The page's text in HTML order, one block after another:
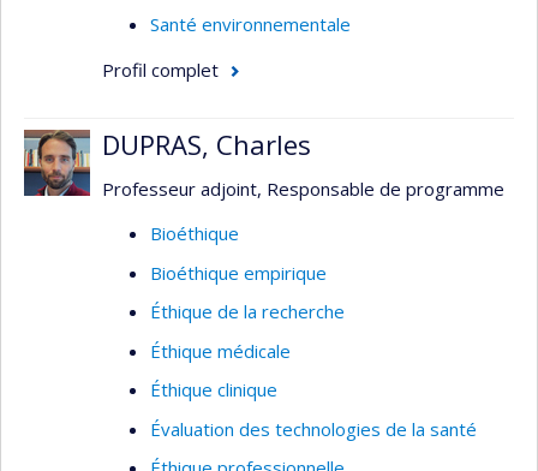
Santé environnementale
Profil complet
DUPRAS, Charles
Professeur adjoint, Responsable de programme
Bioéthique
Bioéthique empirique
Éthique de la recherche
Éthique médicale
Éthique clinique
Évaluation des technologies de la santé